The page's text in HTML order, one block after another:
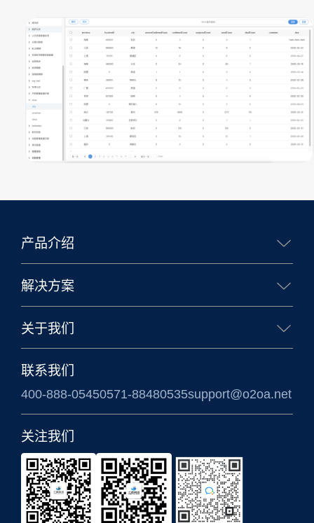
产品介绍
解决方案
信创国产化解决方案
关于我们
联系我们
400-888-05450571-88480535support@o2oa.net
关注我们